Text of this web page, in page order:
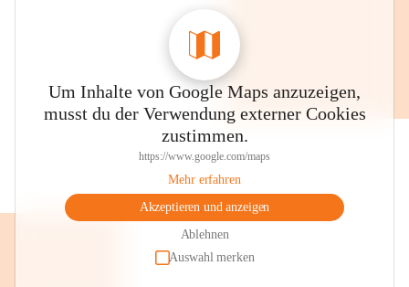
Um Inhalte von Google Maps anzuzeigen,
musst du der Verwendung externer Cookies
zustimmen.
https://www.google.com/maps
Mehr erfahren
Akzeptieren und anzeigen
Ablehnen
Auswahl merken